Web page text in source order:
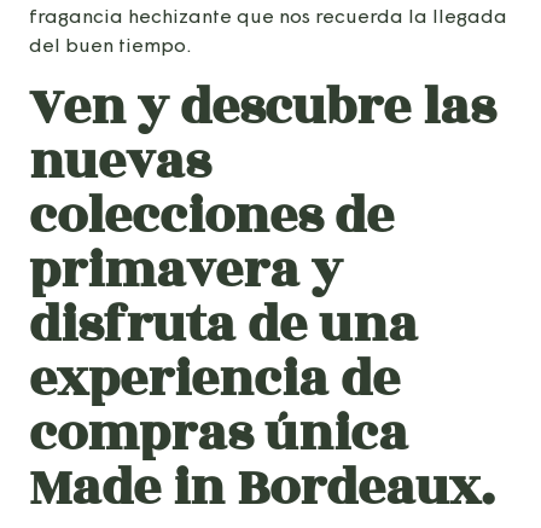
fragancia hechizante que nos recuerda la llegada
del buen tiempo.
Ven y descubre las
nuevas
colecciones de
primavera y
disfruta de una
experiencia de
compras única
Made in Bordeaux.